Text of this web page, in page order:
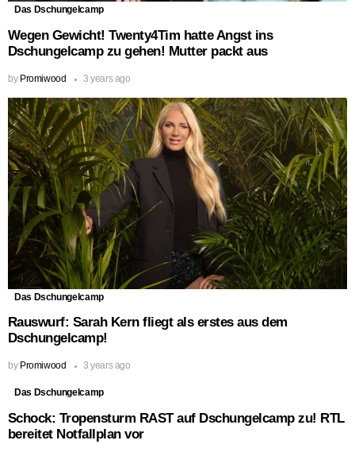
Das Dschungelcamp
Wegen Gewicht! Twenty4Tim hatte Angst ins
Dschungelcamp zu gehen! Mutter packt aus
by Promiwood 3 years ago
Das Dschungelcamp
Rauswurf: Sarah Kern fliegt als erstes aus dem
Dschungelcamp!
by Promiwood 3 years ago
Das Dschungelcamp
Schock: Tropensturm RAST auf Dschungelcamp zu! RTL
bereitet Notfallplan vor